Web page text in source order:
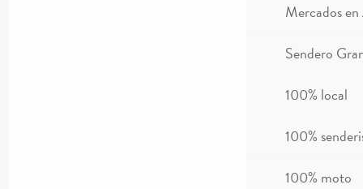
Mercados
Sendero
100% local
100%
100% moto